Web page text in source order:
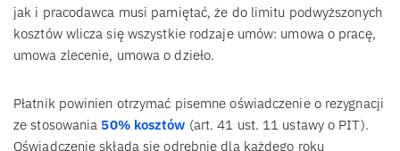
jak i pracodawca musi pamiętać, że do limitu podwyższonych
kosztów wlicza się wszystkie rodzaje umów: umowa o pracę,
umowa zlecenie, umowa o dzieło.
Płatnik powinien otrzymać pisemne oświadczenie o rezygnacji
ze stosowania 50% kosztów (art. 41 ust. 11 ustawy o PIT).
Oświadczenie składa się odrębnie dla każdego roku